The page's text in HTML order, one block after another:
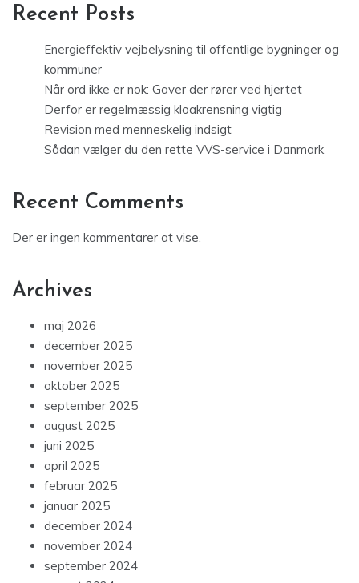
Recent Posts
Energieffektiv vejbelysning til offentlige bygninger og
kommuner
Når ord ikke er nok: Gaver der rører ved hjertet
Derfor er regelmæssig kloakrensning vigtig
Revision med menneskelig indsigt
Sådan vælger du den rette VVS-service i Danmark
Recent Comments
Der er ingen kommentarer at vise.
Archives
maj 2026
december 2025
november 2025
oktober 2025
september 2025
august 2025
juni 2025
april 2025
februar 2025
januar 2025
december 2024
november 2024
september 2024